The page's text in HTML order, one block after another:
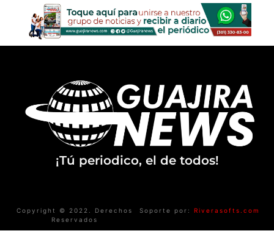
¡Tú periodico, el de todos!
Copyright © 2022. Derechos
Reservados
Soporte por: Riverasofts.com